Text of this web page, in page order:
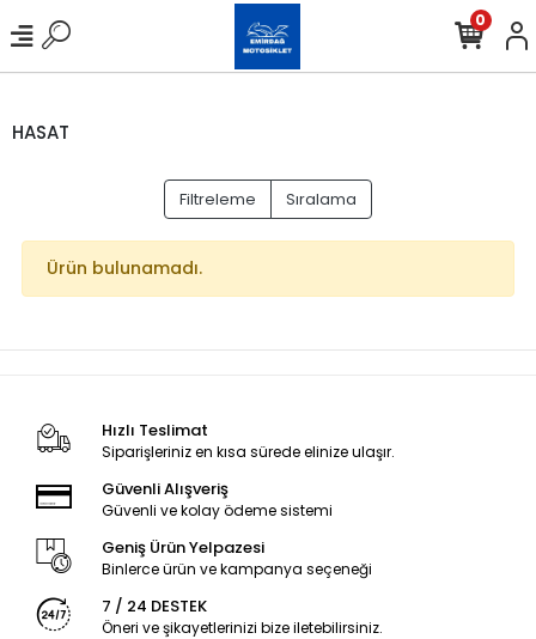
0
HASAT
Filtreleme Sıralama
Ürün bulunamadı.
Hızlı Teslimat
Siparişleriniz en kısa sürede elinize ulaşır.
Güvenli Alışveriş
Güvenli ve kolay ödeme sistemi
Geniş Ürün Yelpazesi
Binlerce ürün ve kampanya seçeneği
7 / 24 DESTEK
Öneri ve şikayetlerinizi bize iletebilirsiniz.